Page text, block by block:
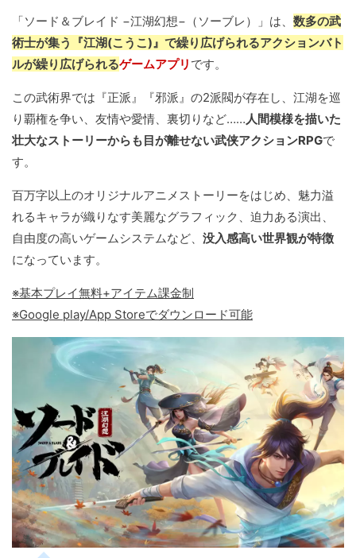
「ソード＆ブレイド −江湖幻想−（ソーブレ）」は、 数多の武
術士が集う『江湖(こうこ)』で繰り広げられるアクションバト
ルが繰り広げられるゲームアプリ です。
この武術界では『正派』『邪派』の2派閥が存在し、江湖を巡
り覇権を争い、友情や愛情、裏切りなど……人間模様を描いた
壮大なストーリーからも目が離せない武侠アクションRPGで
す。
百万字以上のオリジナルアニメストーリーをはじめ、魅力溢
れるキャラが織りなす美麗なグラフィック、迫力ある演出、
自由度の高いゲームシステムなど、 没入感高い世界観が特徴
になっています。
※基本プレイ無料+アイテム課金制
※Google play/App Storeでダウンロード可能